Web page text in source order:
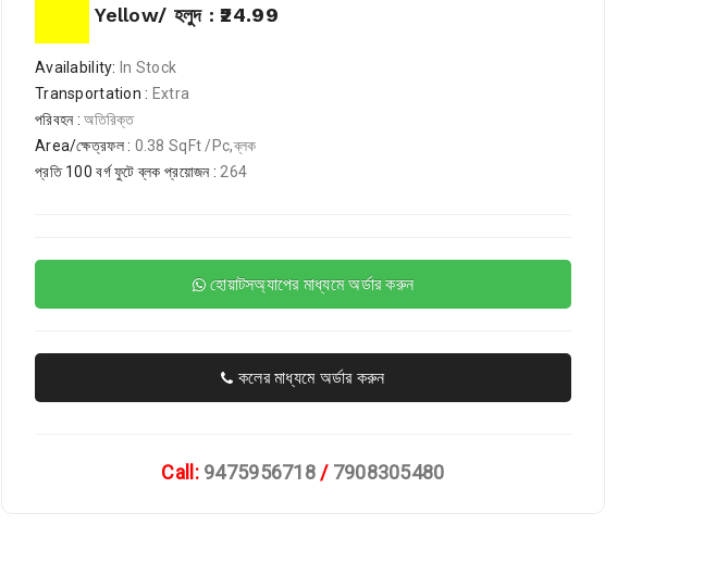
Yellow/ হলুদ : ₹24.99
Availability: In Stock
Transportation : Extra
পরিবহন :অতিরিক্ত
Area/ক্ষেত্রফল : 0.38 SqFt /Pc,ব্লক
প্রতি 100 বর্গ ফুটে ব্লক প্রয়োজন :264
হোয়াটসঅ্যাপের মাধ্যমে অর্ডার করুন
কলের মাধ্যমে অর্ডার করুন
Call: 9475956718/ 7908305480